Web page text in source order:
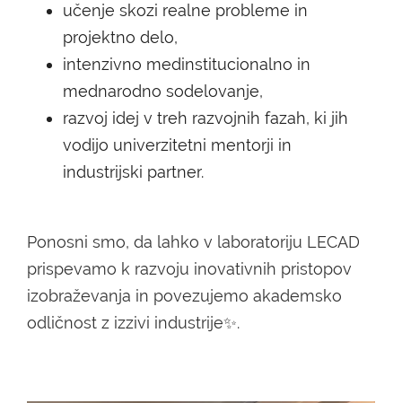
učenje skozi realne probleme in
projektno delo,
intenzivno medinstitucionalno in
mednarodno sodelovanje,
razvoj idej v treh razvojnih fazah, ki jih
vodijo univerzitetni mentorji in
industrijski partner.
Ponosni smo, da lahko v laboratoriju LECAD
prispevamo k razvoju inovativnih pristopov
izobraževanja in povezujemo akademsko
odličnost z izzivi industrije✨.